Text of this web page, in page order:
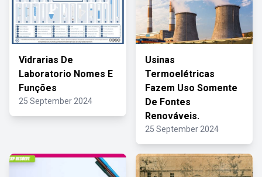
Vidrarias De
Laboratorio Nomes E
Funções
25 September 2024
Usinas
Termoelétricas
Fazem Uso Somente
De Fontes
Renováveis.
25 September 2024